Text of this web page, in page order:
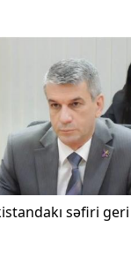
səfiri geri